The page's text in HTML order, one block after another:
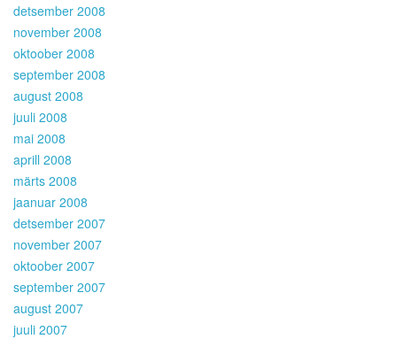
detsember 2008
november 2008
oktoober 2008
september 2008
august 2008
juuli 2008
mai 2008
aprill 2008
märts 2008
jaanuar 2008
detsember 2007
november 2007
oktoober 2007
september 2007
august 2007
juuli 2007